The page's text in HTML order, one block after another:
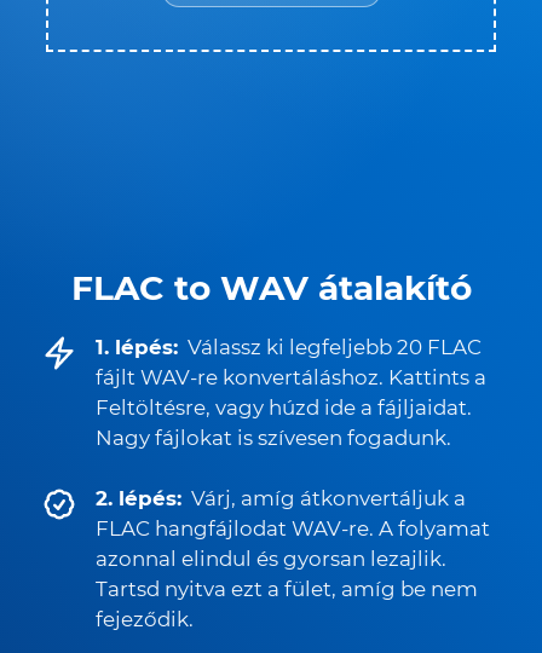
FLAC to WAV átalakító
1. lépés: Válassz ki legfeljebb 20 FLAC
fájlt WAV-re konvertáláshoz. Kattints a
Feltöltésre, vagy húzd ide a fájljaidat.
Nagy fájlokat is szívesen fogadunk.
2. lépés: Várj, amíg átkonvertáljuk a
FLAC hangfájlodat WAV-re. A folyamat
azonnal elindul és gyorsan lezajlik.
Tartsd nyitva ezt a fület, amíg be nem
fejeződik.